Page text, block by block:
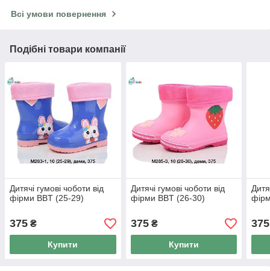
Всі умови повернення
Подібні товари компанії
Дитячі гумові чоботи від
фірми BBT (25-29)
375 ₴
Купити
Дитячі гумові чоботи від
фірми BBT (26-30)
375₴
Купити
375